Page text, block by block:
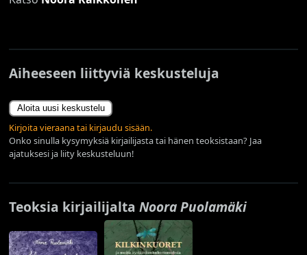
Aiheeseen liittyviä keskusteluja
Aloita uusi keskustelu
Kirjoita vieraana tai kirjaudu sisään.
Onko sinulla kysymyksiä kirjailijasta tai hänen teoksistaan? Jaa
ajatuksesi ja liity keskusteluun!
Teoksia kirjailijaltaNoora Puolamäki